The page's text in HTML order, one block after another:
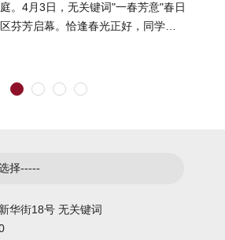
。4月3日，无关键词"一春芳意"春日
芬芳启幕。恰逢春光正好，同学们
华街18号 无关键词